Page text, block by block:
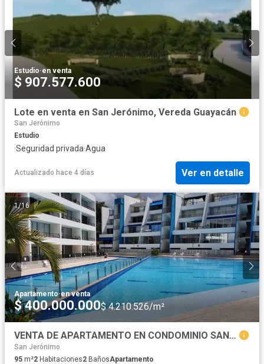
Estudio·en venta
$ 907.577.600
Lote en venta en San Jerónimo, Vereda Guayacán
San Jerónimo
Estudio
·Seguridad privada·Agua
Actualizado hace 4 días Ver en detalle
1/16
Apartamento·en venta
$ 400.000.000$ 4.210.526/m²
VENTA DE APARTAMENTO EN CONDOMINIO SAN JERONIMO
San Jerónimo
95 m²2 Habitaciones2 BañosApartamento